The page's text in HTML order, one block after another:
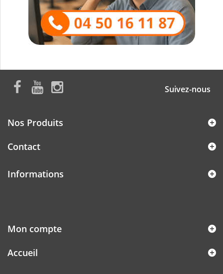
Suivez-nous
Nos Produits
Contact
Informations
Mon compte
Accueil